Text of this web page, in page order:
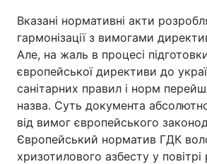
Вказані нормативні акти
гармонізації з вимогами
Але, на жаль в процесі
європейської директиви до
санітарних правил і норм
назва. Суть документа
від вимог європейського
Європейський норматив ГДК
хризотилового азбесту у